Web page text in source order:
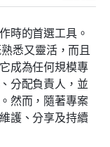
時的首選工具。
悉又靈活，而且
成為任何規模專
分配負責人，並
然而，隨著專案
護、分享及持續
進度追蹤
擇